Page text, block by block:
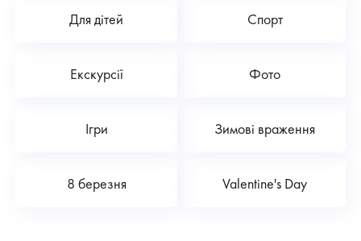
Для дітей Спорт
Екскурсії Фото
Ігри Зимові враження
8 березня Valentine's Day